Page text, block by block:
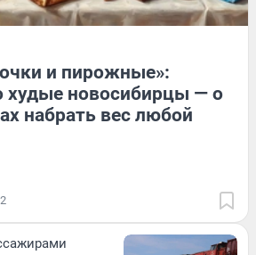
и пирожные»:
худые новосибирцы — о
набрать вес любой